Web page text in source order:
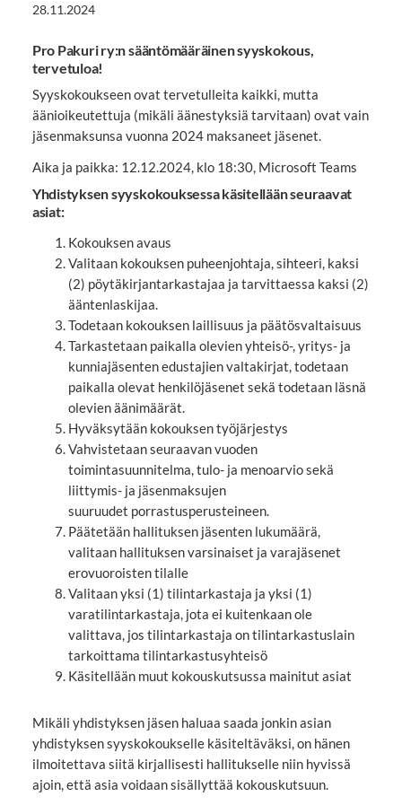
28.11.2024
Pro Pakuri ry:n sääntömääräinen syyskokous,
tervetuloa!
Syyskokoukseen ovat tervetulleita kaikki, mutta
äänioikeutettuja (mikäli äänestyksiä tarvitaan) ovat vain
jäsenmaksunsa vuonna 2024 maksaneet jäsenet.
Aika ja paikka: 12.12.2024, klo 18:30, Microsoft Teams
Yhdistyksen syyskokouksessa käsitellään seuraavat
asiat:
Kokouksen avaus
Valitaan kokouksen puheenjohtaja, sihteeri, kaksi
(2) pöytäkirjantarkastajaa ja tarvittaessa kaksi (2)
ääntenlaskijaa.
Todetaan kokouksen laillisuus ja päätösvaltaisuus
Tarkastetaan paikalla olevien yhteisö-, yritys- ja
kunniajäsenten edustajien valtakirjat, todetaan
paikalla olevat henkilöjäsenet sekä todetaan läsnä
olevien äänimäärät.
Hyväksytään kokouksen työjärjestys
Vahvistetaan seuraavan vuoden
toimintasuunnitelma, tulo- ja menoarvio sekä
liittymis- ja jäsenmaksujen
suuruudet porrastusperusteineen.
Päätetään hallituksen jäsenten lukumäärä,
valitaan hallituksen varsinaiset ja varajäsenet
erovuoroisten tilalle
Valitaan yksi (1) tilintarkastaja ja yksi (1)
varatilintarkastaja, jota ei kuitenkaan ole
valittava, jos tilintarkastaja on tilintarkastuslain
tarkoittama tilintarkastusyhteisö
Käsitellään muut kokouskutsussa mainitut asiat
Mikäli yhdistyksen jäsen haluaa saada jonkin asian
yhdistyksen syyskokoukselle käsiteltäväksi, on hänen
ilmoitettava siitä kirjallisesti hallitukselle niin hyvissä
ajoin, että asia voidaan sisällyttää kokouskutsuun.